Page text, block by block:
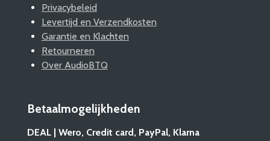
Privacybeleid
Levertijd en Verzendkosten
Garantie en Klachten
Retourneren
Over AudioBTQ
Betaalmogelijkheden
DEAL | Wero, Credit card, PayPal, Klarna